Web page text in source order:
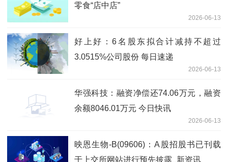
零食“店中店”
2026-06-13
好上好：6名股东拟合计减持不超过
3.0515%公司股份 每日速递
2026-06-13
华强科技：融资净偿还74.06万元，融资
余额8046.01万元 今日快讯
2026-06-13
映恩生物-B(09606)：A股招股书已刊载
于上交所网站进行预先披露_新资讯